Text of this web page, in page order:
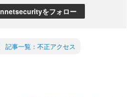
をフォロー
事一覧：不正アクセス